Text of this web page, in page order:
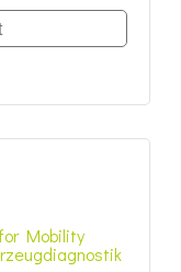
Mobility